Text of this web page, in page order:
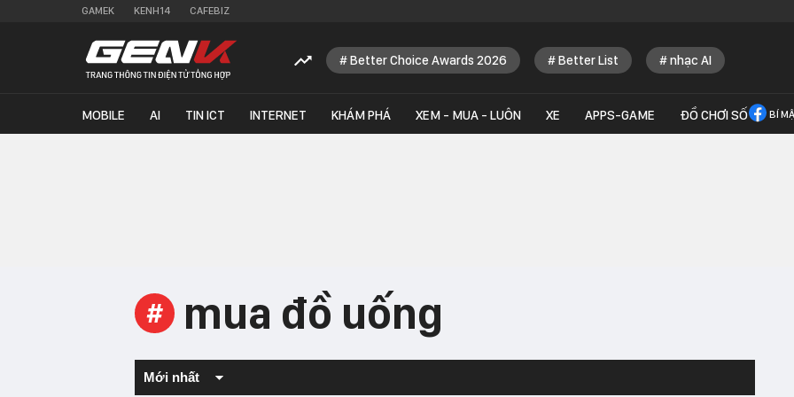
GAMEK KENH14 CAFEBIZ
Better Choice Awards 2026 Better List nhạc AI
MOBILE AI TIN ICT INTERNET KHÁM PHÁ XEM - MUA - LUÔN XE APPS-GAME ĐỒ CHƠI SỐ BÍ
# mua đồ uống
Mới nhất